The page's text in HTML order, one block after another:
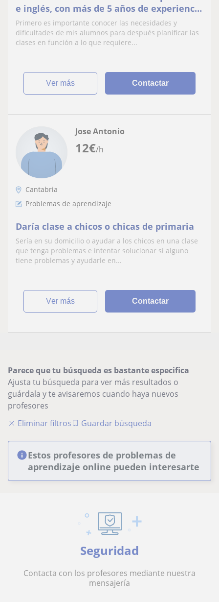
e inglés, con más de 5 años de experiencia
en un colegio.
Primero es importante conocer las necesidades y
dificultades de mis alumnos para después planificar las
clases en función a lo que requiere...
ver más Contactar
12€/h
Jose Antonio
Cantabria
Problemas de aprendizaje
Daría clase a chicos o chicas de primaria
Sería en su domicilio o ayudar a los chicos en una clase
que tenga problemas e intentar solucionar si alguno
tiene problemas y ayudarle en...
ver más Contactar
Parece que tu búsqueda es bastante especifica
Ajusta tu búsqueda para ver más resultados o
guárdala y te avisaremos cuando haya nuevos
profesores
Eliminar filtros
Guardar búsqueda
Estos profesores de problemas de
aprendizaje online pueden interesarte
Seguridad
Contacta con los profesores mediante nuestra
mensajería